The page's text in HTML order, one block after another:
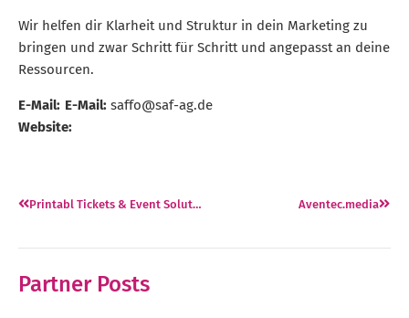
Wir helfen dir Klarheit und Struktur in dein Marketing zu
bringen und zwar Schritt für Schritt und angepasst an deine
Ressourcen.
E-Mail: E-Mail: saffo@saf-ag.de
Website:
Printabl Tickets & Event Solutions Aventec.media
Partner Posts